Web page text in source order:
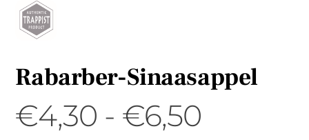
Rabarber-Sinaasappel
€4,30 - €6,50